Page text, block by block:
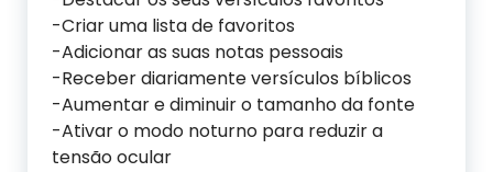
-Criar uma lista de favoritos
-Adicionar as suas notas pessoais
-Receber diariamente versículos bíblicos
-Aumentar e diminuir o tamanho da fonte
-Ativar o modo noturno para reduzir a
tensão ocular